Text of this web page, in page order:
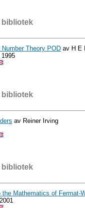
bibliotek
Number Theory POD av H E
1995
bibliotek
av Reiner Irving
bibliotek
the Mathematics of Fermat-